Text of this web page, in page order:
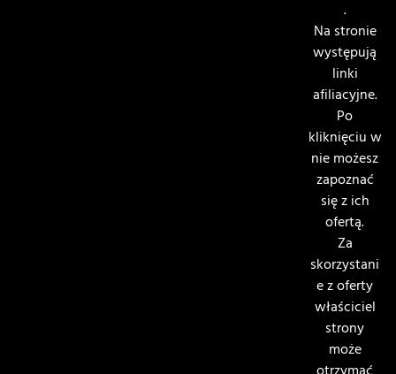
.
Na stronie
występują
linki
afiliacyjne.
Po
kliknięciu w
nie możesz
zapoznać
się z ich
ofertą.
Za
skorzystani
e z oferty
właściciel
strony
może